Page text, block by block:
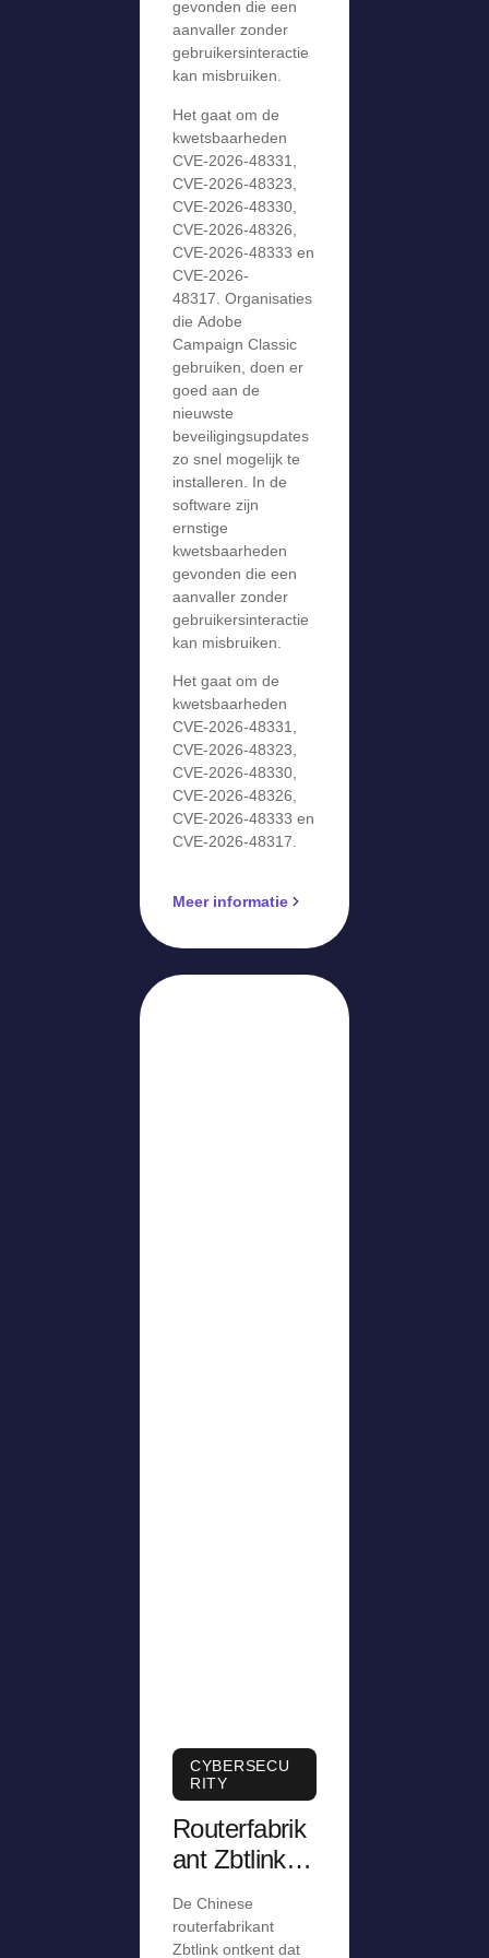
gevonden die een
aanvaller zonder
gebruikersinteractie
kan misbruiken.
Het gaat om de
kwetsbaarheden
CVE-2026-48331,
CVE-2026-48323,
CVE-2026-48330,
CVE-2026-48326,
CVE-2026-48333 en
CVE-2026-
48317. Organisaties
die Adobe
Campaign Classic
gebruiken, doen er
goed aan de
nieuwste
beveiligingsupdates
zo snel mogelijk te
installeren. In de
software zijn
ernstige
kwetsbaarheden
gevonden die een
aanvaller zonder
gebruikersinteractie
kan misbruiken.
Het gaat om de
kwetsbaarheden
CVE-2026-48331,
CVE-2026-48323,
CVE-2026-48330,
CVE-2026-48326,
CVE-2026-48333 en
CVE-2026-48317.
Meer informatie
CYBERSECU
RITY
Routerfabrik
ant Zbtlink
aanwezighei
d van
De Chinese
routerfabrikant
Zbtlink ontkent dat